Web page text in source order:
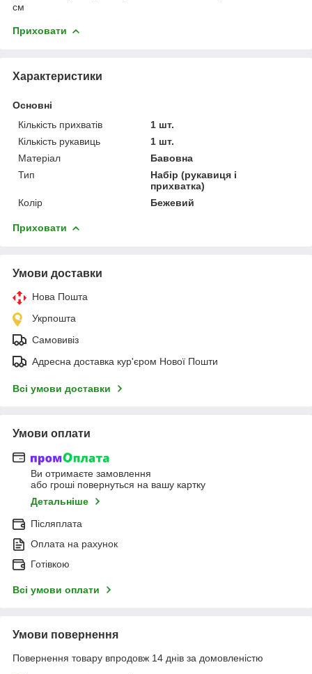
см
Приховати
Характеристики
Основні
Кількість прихватів
1 шт.
Кількість рукавиць
1 шт.
Матеріал
Бавовна
Тип
Набір (рукавиця і
прихватка)
Колір
Бежевий
Приховати
Умови доставки
Нова Пошта
Укрпошта
Самовивіз
Адресна доставка кур'єром Нової Пошти
Всі умови доставки
Умови оплати
Ви отримаєте замовлення
або гроші повернуться на вашу картку
Детальніше
Післяплата
Оплата на рахунок
Готівкою
Всі умови оплати
Умови повернення
Повернення товару впродовж 14 днів за домовленістю